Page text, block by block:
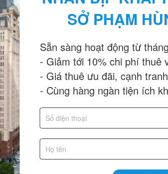
SỞ PHẠM
Sẵn sàng hoạt động từ
- Giảm tới 10% chi phí thuê
- Giá thuê ưu đãi, cạnh
- Cùng hàng ngàn tiện ích